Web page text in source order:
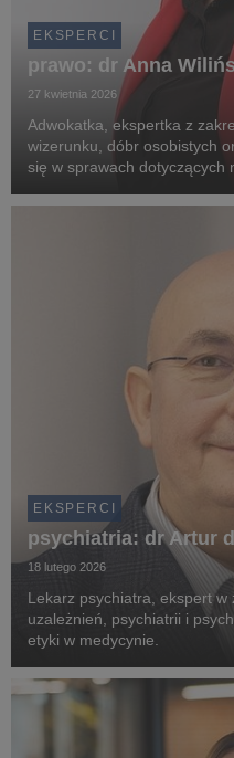
EKSPERCI
prawo: dr Anna
27 kwietnia 2026
Adwokatka, ekspertka z
wizerunku, dóbr osobistych
się w sprawach dotyczących
komunikacji kryzysowej.
EKSPERCI
psychiatria: dr Artur
18 lutego 2026
Lekarz psychiatra, ekspert w
uzależnień, psychiatrii i
etyki w medycynie.